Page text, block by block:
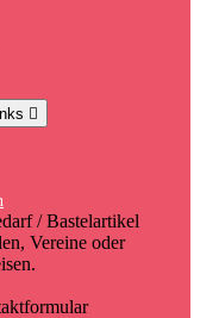

/ Bastelartikel
Vereine oder